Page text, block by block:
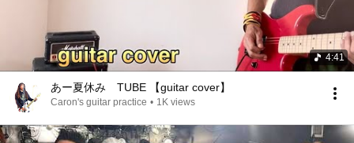
4:41
あー夏休み TUBE 【guitar cover】
Caron's guitar practice • 1K views